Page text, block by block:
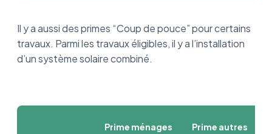
Il y a aussi des primes “Coup de pouce” pour certains
travaux. Parmi les travaux éligibles, il y a l’installation
d’un système solaire combiné.
Prime ménages
Prime autres